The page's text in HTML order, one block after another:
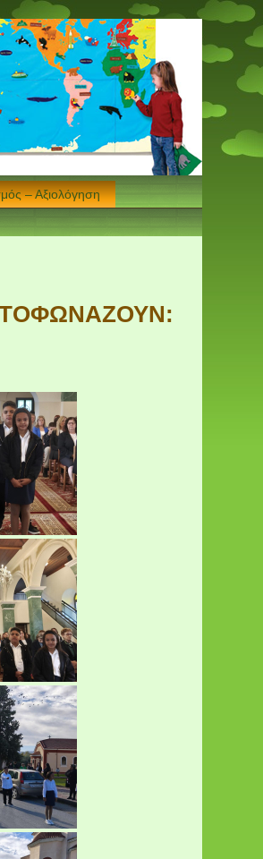
– Αξιολόγηση